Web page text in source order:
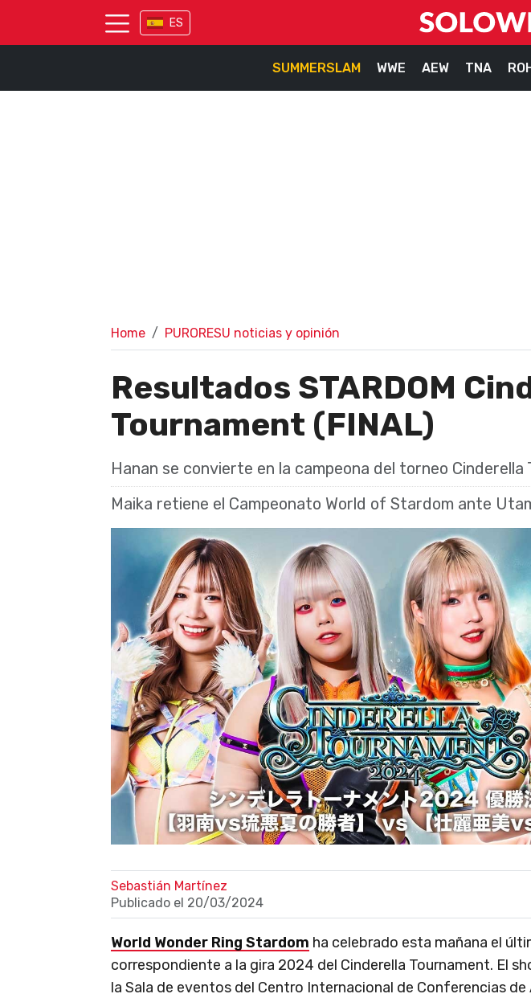
ES
SUMMERSLAM WWE AEW TNA
Home PURORESU noticias y opinión
Resultados STARDOM
Tournament (FINAL)
Hanan se convierte en la campeona del torneo
Maika retiene el Campeonato World of Stardom ante
Sebastián Martínez
Publicado el 20/03/2024
World Wonder Ring Stardom ha celebrado esta mañana el
correspondiente a la gira 2024 del Cinderella Tournament. El
la Sala de eventos del Centro Internacional de Conferencias